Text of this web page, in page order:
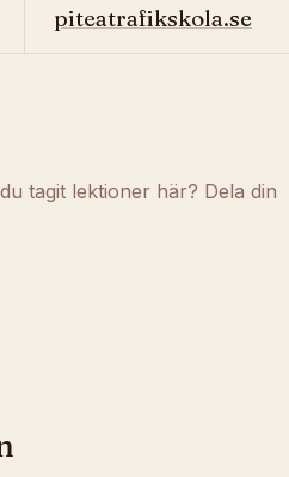
piteatrafikskola.se
tagit lektioner här? Dela din